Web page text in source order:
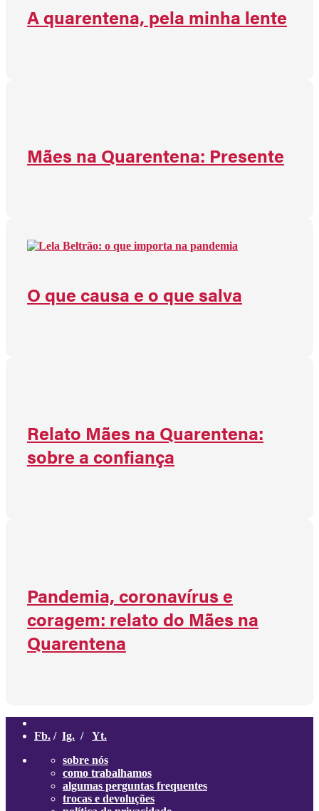
A quarentena, pela minha lente
Mães na Quarentena: Presente
O que causa e o que salva
Relato Mães na Quarentena:
sobre a confiança
Pandemia, coronavírus e
coragem: relato do Mães na
Quarentena
Fb. / Ig. / Yt.
sobre nós
como trabalhamos
algumas perguntas frequentes
trocas e devoluções